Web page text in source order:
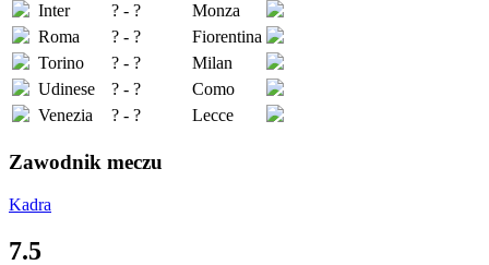
Inter
? - ?
Monza
Roma
? - ?
Fiorentina
Torino
? - ?
Milan
Udinese
? - ?
Como
Venezia
? - ? Lecce
Zawodnik meczu
Kadra
7.5